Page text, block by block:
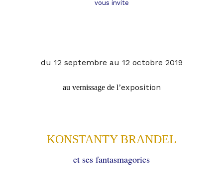
vous invite
du 12 septembre au 12 octobre 2019
au vernissage de l’exposition
KONSTANTY BRANDEL
et ses fantasmagories